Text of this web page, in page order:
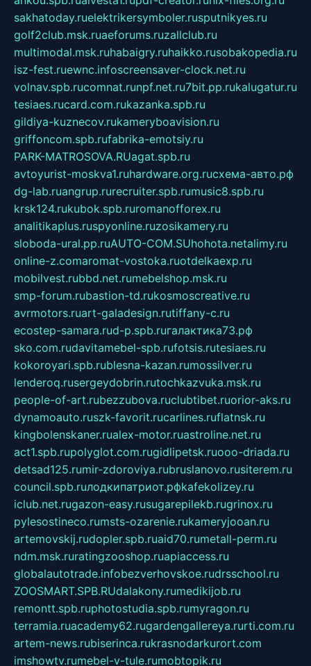
sakhatoday.ruelektrikersymboler.rusputnikyes.ru
golf2club.msk.ruaeforums.ruzallclub.ru
multimodal.msk.ruhabaigry.ruhaikko.rusobakopedia.ru
isz-fest.ruewnc.infoscreensaver-clock.net.ru
volnav.spb.rucomnat.runpf.net.ru7bit.pp.rukalugatur.ru
tesiaes.rucard.com.rukazanka.spb.ru
gildiya-kuznecov.rukameryboavision.ru
griffoncom.spb.rufabrika-emotsiy.ru
PARK-MATROSOVA.RUagat.spb.ru
avtoyurist-moskva1.ruhardware.org.ruсхема-авто.рф
dg-lab.ruangrup.rurecruiter.spb.rumusic8.spb.ru
krsk124.rukubok.spb.ruromanofforex.ru
analitikaplus.ruspyonline.ruzosikamery.ru
sloboda-ural.pp.ruAUTO-COM.SUhohota.netalimy.ru
online-z.comaromat-vostoka.ruotdelkaexp.ru
mobilvest.rubbd.net.rumebelshop.msk.ru
smp-forum.rubastion-td.rukosmoscreative.ru
avrmotors.ruart-galadesign.rutiffany-c.ru
ecostep-samara.rud-p.spb.ruгалактика73.рф
sko.com.rudavitamebel-spb.rufotsis.rutesiaes.ru
kokoroyari.spb.rublesna-kazan.rumossilver.ru
lenderoq.rusergeydobrin.rutochkazvuka.msk.ru
people-of-art.rubezzubova.ruclubtibet.ruorior-aks.ru
dynamoauto.ruszk-favorit.rucarlines.ruflatnsk.ru
kingbolenskaner.rualex-motor.ruastroline.net.ru
act1.spb.rupolyglot.com.rugidlipetsk.ruooo-driada.ru
detsad125.rumir-zdoroviya.rubruslanovo.rusiterem.ru
council.spb.ruлодкипатриот.рфkafekolizey.ru
iclub.net.rugazon-easy.rusugarepilekb.rugrinox.ru
pylesostineco.rumsts-ozarenie.rukameryjooan.ru
artemovskij.rudopler.spb.ruaid70.rumetall-perm.ru
ndm.msk.ruratingzooshop.ruapiaccess.ru
globalautotrade.infobezverhovskoe.rudrsschool.ru
ZOOSMART.SPB.RUdalakony.rumedikijob.ru
remontt.spb.ruphotostudia.spb.rumyragon.ru
terramia.ruacademy62.rugardengallereya.rurti.com.ru
artem-news.rubiserinca.rukrasnodarkurort.com
imshowtv.rumebel-v-tule.rumobtopik.ru